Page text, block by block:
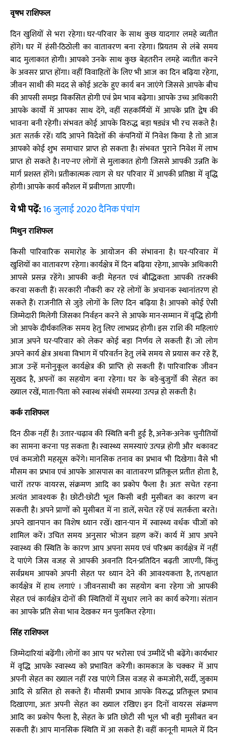
वृषभ राशिफल
दिन खुशियों से भरा रहेगा। घर-परिवार के साथ कुछ यादगार लमहे व्यतीत
होंगे। घर में हंसी-ठिठोली का वातावरण बना रहेगा। प्रियतम से लंबे समय
बाद मुलाकात होगी। आपको उनके साथ कुछ बेहतरीन लमहे व्यतीत करने
के अवसर प्राप्त होंगा। वहीं विवाहितों के लिए भी आज का दिन बढ़िया रहेगा,
जीवन साथी की मदद से कोई अटके हुए कार्य बन जाएंगे जिससे आपके बीच
की आपसी समझ विकसित होगी एवं प्रेम भाव बढ़ेगा। आपके उच्च अधिकारी
आपके कार्यों में आपका साथ देंगे, वहीं सहकर्मियों में आपके प्रति द्वेष की
भावना बनी रहेगी। संभवत कोई आपके विरुद्ध बड़ा षड्यंत्र भी रच सकते है।
अतः सतर्क रहें। यदि आपने विदेशों की कंपनियों में निवेश किया है तो आज
आपको कोई शुभ समाचार प्राप्त हो सकता है। संभवत पुराने निवेश में लाभ
प्राप्त हो सकते है। नए-नए लोगों से मुलाकात होगी जिससे आपकी उन्नति के
मार्ग प्रशस्त होंगे। प्रतीकात्मक त्याग से घर परिवार में आपकी प्रतिष्ठा में वृद्धि
होगी। आपके कार्य कौशल में प्रवीणता आएगी।
ये भी पढ़ें:16 जुलाई 2020 दैनिक पंचांग
मिथुन राशिफल
किसी पारिवारिक समारोह के आयोजन की संभावना है। घर-परिवार में
खुशियों का वातावरण रहेगा। कार्यक्षेत्र में दिन बढ़िया रहेगा, आपके अधिकारी
आपसे प्रसन्न रहेंगे। आपकी कड़ी मेहनत एवं बौद्धिकता आपकी तरक्की
करवा सकती हैं। सरकारी नौकरी कर रहे लोगों के अचानक स्थानांतरण हो
सकते हैं। राजनीति से जुड़े लोगों के लिए दिन बढ़िया है। आपको कोई ऐसी
जिम्मेदारी मिलेगी जिसका निर्वहन करने से आपके मान-सम्मान में वृद्धि होगी
जो आपके दीर्घकालिक समय हेतु लिए लाभप्रद होगी। इस राशि की महिलाएं
आज अपने घर-परिवार को लेकर कोई बड़ा निर्णय ले सकती हैं। जो लोग
अपने कार्य क्षेत्र अथवा विभाग में परिवर्तन हेतु लंबे समय से प्रयास कर रहे हैं,
आज उन्हें मनोनुकूल कार्यक्षेत्र की प्राप्ति हो सकती हैं। पारिवारिक जीवन
सुखद है, अपनों का सहयोग बना रहेगा। घर के बड़े-बुजुर्गों की सेहत का
ख्याल रखें, माता-पिता को स्वास्थ संबंधी समस्या उत्पन्न हो सकती है।
कर्क राशिफल
दिन ठीक नहीं है। उतार-चढ़ाव की स्थिति बनी हुई है, अनेक-अनेक चुनौतियों
का सामना करना पड़ सकता है। स्वास्थ्य समस्याएं उत्पन्न होगी और थकावट
एवं कमजोरी महसूस करेंगे। मानसिक तनाव का प्रभाव भी दिखेगा। वैसे भी
मौसम का प्रभाव एवं आपके आसपास का वातावरण प्रतिकूल प्रतीत होता है,
चारों तरफ वायरस, संक्रमण आदि का प्रकोप फैला है। अतः सचेत रहना
अत्यंत आवश्यक है। छोटी-छोटी भूल किसी बड़ी मुसीबत का कारण बन
सकती है। अपने प्राणों को मुसीबत में ना डालें, सचेत रहें एवं सतर्कता बरते।
अपने खानपान का विशेष ध्यान रखें। खान-पान में स्वास्थ्य वर्धक चीजों को
शामिल करें। उचित समय अनुसार भोजन ग्रहण करें। कार्य में आप अपने
स्वास्थ्य की स्थिति के कारण आप अपना समय एवं परिश्रम कार्यक्षेत्र में नहीं
दे पाएंगे जिस वजह से आपकी अवनति दिन-प्रतिदिन बढ़ती जाएगी, किंतु
सर्वप्रथम आपको अपनी सेहत पर ध्यान देने की आवश्यकता है, तत्पश्चात
कार्यक्षेत्र में हाथ लगाएं । जीवनसाथी का सहयोग बना रहेगा जो आपकी
सेहत एवं कार्यक्षेत्र दोनों की स्थितियों में सुधार लाने का कार्य करेगा। संतान
का आपके प्रति सेवा भाव देखकर मन पुलकित रहेगा।
सिंह राशिफल
जिम्मेदारियां बढ़ेंगी। लोगों का आप पर भरोसा एवं उम्मीदें भी बढ़ेंगे। कार्यभार
में वृद्धि आपके स्वास्थ्य को प्रभावित करेगी। कामकाज के चक्कर में आप
अपनी सेहत का ख्याल नहीं रख पाएंगे जिस वजह से कमजोरी, सर्दी, जुकाम
आदि से ग्रसित हो सकते हैं। मौसमी प्रभाव आपके विरुद्ध प्रतिकूल प्रभाव
दिखाएगा, अतः अपनी सेहत का ख्याल रखिए। इन दिनों वायरस संक्रमण
आदि का प्रकोप फैला है, सेहत के प्रति छोटी सी भूल भी बड़ी मुसीबत बन
सकती हैं। आप मानसिक स्थिति में आ सकते हैं। वहीं कानूनी मामले में दिन